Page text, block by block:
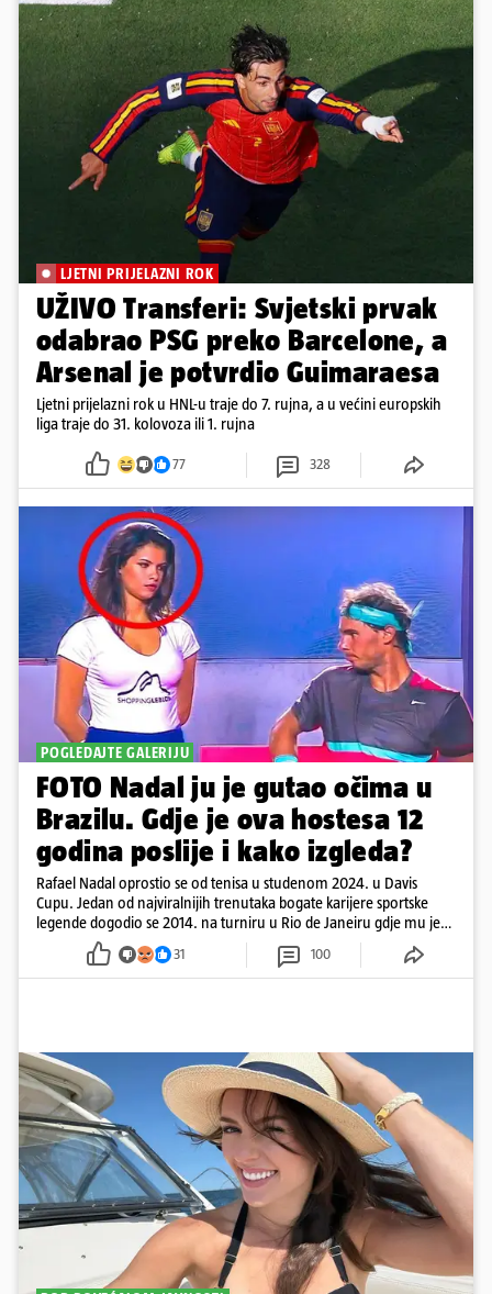
LJETNI PRIJELAZNI ROK
UŽIVO Transferi: Svjetski prvak
odabrao PSG preko Barcelone, a
Arsenal je potvrdio Guimaraesa
Ljetni prijelazni rok u HNL-u traje do 7. rujna, a u većini europskih
liga traje do 31. kolovoza ili 1. rujna
77 328
POGLEDAJTE GALERIJU
FOTO Nadal ju je gutao očima u
Brazilu. Gdje je ova hostesa 12
godina poslije i kako izgleda?
Rafael Nadal oprostio se od tenisa u studenom 2024. u Davis
Cupu. Jedan od najviralnijih trenutaka bogate karijere sportske
legende dogodio se 2014. na turniru u Rio de Janeiru gdje mu je
pažnju odvlačila ljepotica iza klupe
31 100